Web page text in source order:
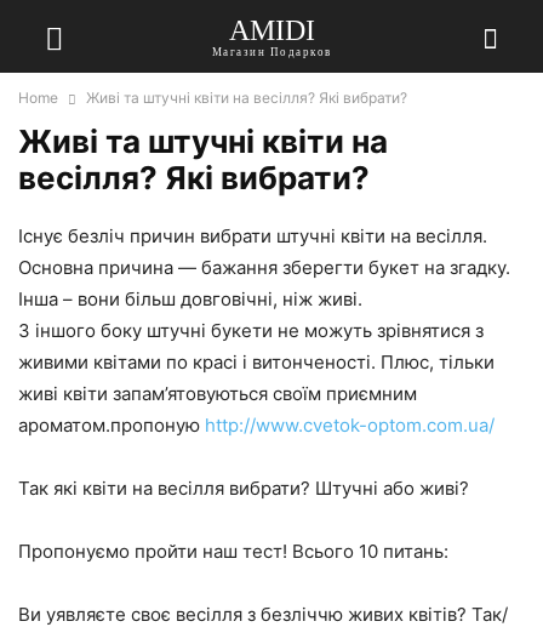
AMIDI
Магазин Подарков
Home Живі та штучні квіти на весілля? Які вибрати?
Живі та штучні квіти на
весілля? Які вибрати?
Існує безліч причин вибрати штучні квіти на весілля.
Основна причина — бажання зберегти букет на згадку.
Інша – вони більш довговічні, ніж живі.
З іншого боку штучні букети не можуть зрівнятися з
живими квітами по красі і витонченості. Плюс, тільки
живі квіти запам’ятовуються своїм приємним
ароматом.пропоную http://www.cvetok-optom.com.ua/
Так які квіти на весілля вибрати? Штучні або живі?
Пропонуємо пройти наш тест! Всього 10 питань:
Ви уявляєте своє весілля з безліччю живих квітів? Так/